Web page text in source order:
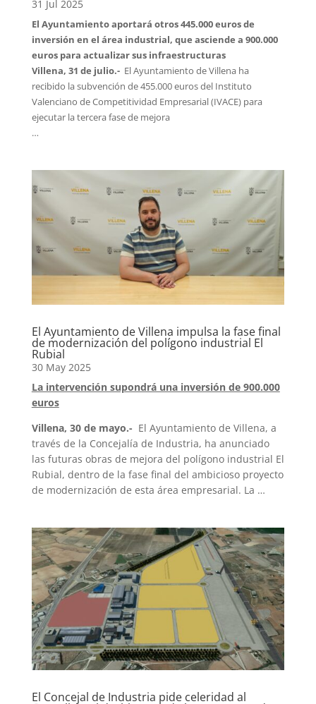
31 Jul 2025
El Ayuntamiento aportará otros 445.000 euros de
inversión en el área industrial, que asciende a 900.000
euros para actualizar sus infraestructuras
Villena, 31 de julio.- El Ayuntamiento de Villena ha
recibido la subvención de 455.000 euros del Instituto
Valenciano de Competitividad Empresarial (IVACE) para
ejecutar la tercera fase de mejora
…
El Ayuntamiento de Villena impulsa la fase final
de modernización del polígono industrial El
Rubial
30 May 2025
La intervención supondrá una inversión de 900.000
euros
Villena, 30 de mayo.- El Ayuntamiento de Villena, a
través de la Concejalía de Industria, ha anunciado
las futuras obras de mejora del polígono industrial El
Rubial, dentro de la fase final del ambicioso proyecto
de modernización de esta área empresarial. La …
El Concejal de Industria pide celeridad al